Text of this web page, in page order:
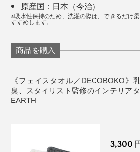
デザインの一部に昇華。目にする
できる、ワンポイントになってい
個人的には、ワッフル地「
ってくれるので、家族で使っても
タオル掛けでいちいち整えなくて
れます。
べた写真がこちら。それぞれ4つ折
原産国：日本（今治）
※吸水性保持のため、洗濯の際は、できるだけ
すすめします。
商品を購入
《フェイスタオル／DECOBOKO》
臭、スタイリスト監修のインテリア
EARTH
3,300